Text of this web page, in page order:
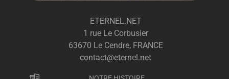
ETERNEL.NET
1 rue Le Corbusier
63670 Le Cendre, FRANCE
contact@eternel.net